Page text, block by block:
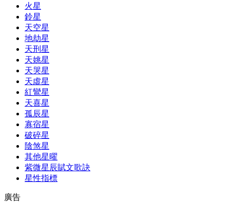
火星
鈴星
天空星
地劫星
天刑星
天姚星
天哭星
天虛星
紅鸞星
天喜星
孤辰星
寡宿星
破碎星
陰煞星
其他星曜
紫微星辰賦文歌訣
星性指標
廣告